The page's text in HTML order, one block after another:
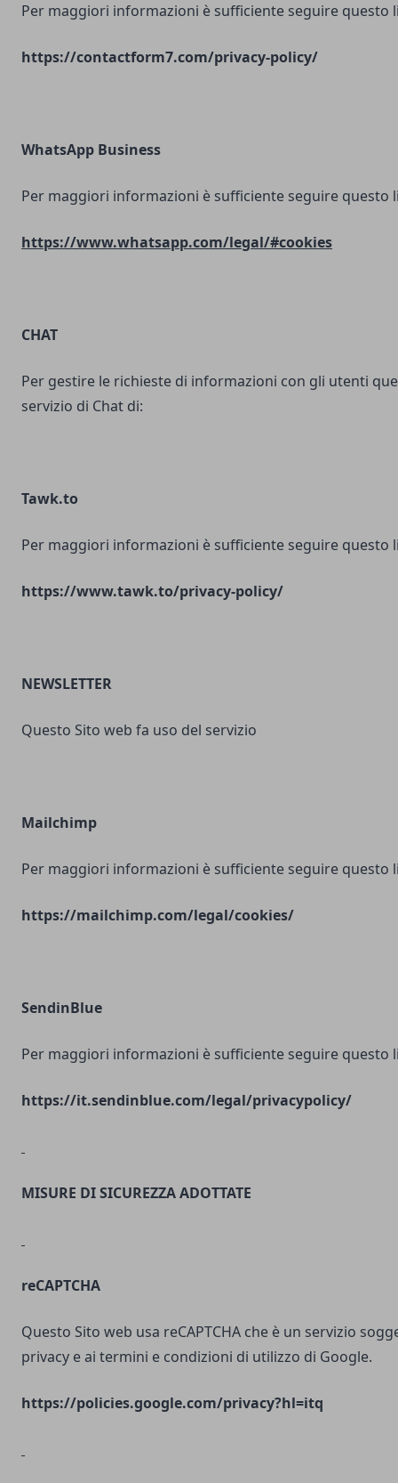
Per maggiori informazioni è sufficiente seguire questo
https://contactform7.com/privacy-policy/
WhatsApp Business
Per maggiori informazioni è sufficiente seguire questo
https://www.whatsapp.com/legal/#cookies
CHAT
Per gestire le richieste di informazioni con gli utenti
servizio di Chat di:
Tawk.to
Per maggiori informazioni è sufficiente seguire questo
https://www.tawk.to/privacy-policy/
NEWSLETTER
Questo Sito web fa uso del servizio
Mailchimp
Per maggiori informazioni è sufficiente seguire questo
https://mailchimp.com/legal/cookies/
SendinBlue
Per maggiori informazioni è sufficiente seguire questo
https://it.sendinblue.com/legal/privacypolicy/
MISURE DI SICUREZZA ADOTTATE
reCAPTCHA
Questo Sito web usa reCAPTCHA che è un servizio
privacy e ai termini e condizioni di utilizzo di Google.
https://policies.google.com/privacy?hl=itq